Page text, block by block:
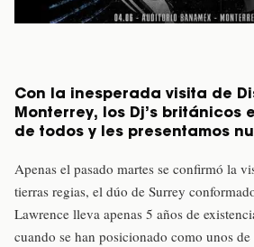
Con la inesperada visita de
Monterrey, los Dj’s británicos
de todos y les presentamos
Apenas el pasado martes se confirmó la
tierras regias, el dúo de Surrey
Lawrence lleva apenas 5 años de
cuando se han posicionado como unos de